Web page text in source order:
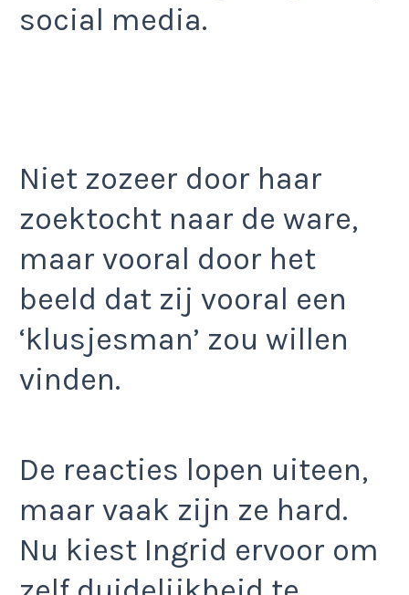
social media.
Niet zozeer door haar
zoektocht naar de ware,
maar vooral door het
beeld dat zij vooral een
‘klusjesman’ zou willen
vinden.
De reacties lopen uiteen,
maar vaak zijn ze hard.
Nu kiest Ingrid ervoor om